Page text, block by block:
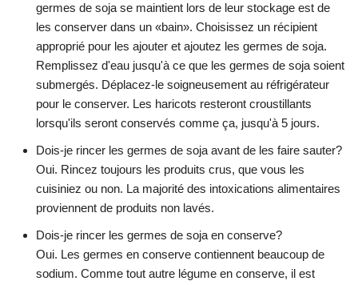
germes de soja se maintient lors de leur stockage est de
les conserver dans un «bain». Choisissez un récipient
approprié pour les ajouter et ajoutez les germes de soja.
Remplissez d'eau jusqu'à ce que les germes de soja soient
submergés. Déplacez-le soigneusement au réfrigérateur
pour le conserver. Les haricots resteront croustillants
lorsqu'ils seront conservés comme ça, jusqu'à 5 jours.
Dois-je rincer les germes de soja avant de les faire sauter?
Oui. Rincez toujours les produits crus, que vous les
cuisiniez ou non. La majorité des intoxications alimentaires
proviennent de produits non lavés.
Dois-je rincer les germes de soja en conserve?
Oui. Les germes en conserve contiennent beaucoup de
sodium. Comme tout autre légume en conserve, il est